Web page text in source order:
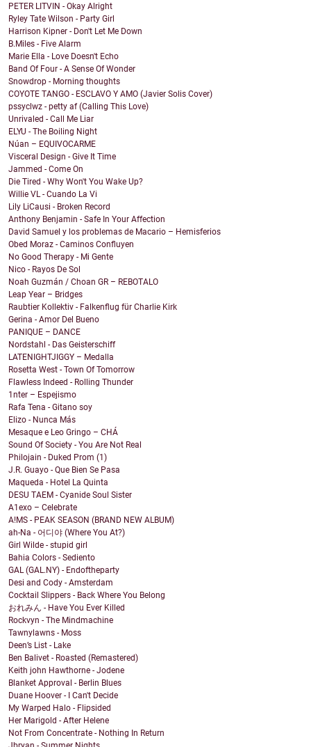
PETER LITVIN - Okay Alright
Ryley Tate Wilson - Party Girl
Harrison Kipner - Don't Let Me Down
B.Miles - Five Alarm
Marie Ella - Love Doesn't Echo
Band Of Four - A Sense Of Wonder
Snowdrop - Morning thoughts
COYOTE TANGO - ESCLAVO Y AMO (Javier Solis Cover)
pssyclwz - petty af (Calling This Love)
Unrivaled - Call Me Liar
ELYU - The Boiling Night
Núan – EQUIVOCARME
Visceral Design - Give It Time
Jammed - Come On
Die Tired - Why Won't You Wake Up?
Willie VL - Cuando La Vi
Lily LiCausi - Broken Record
Anthony Benjamin - Safe In Your Affection
David Samuel y los problemas de Macario – Hemisferios
Obed Moraz - Caminos Confluyen
No Good Therapy - Mi Gente
Nico - Rayos De Sol
Noah Guzmán / Choan GR – REBOTALO
Leap Year – Bridges
Raubtier Kollektiv - Falkenflug für Charlie Kirk
Gerina - Amor Del Bueno
PANIQUE – DANCE
Nordstahl - Das Geisterschiff
LATENIGHTJIGGY – Medalla
Rosetta West - Town Of Tomorrow
Flawless Indeed - Rolling Thunder
1nter – Espejismo
Rafa Tena - Gitano soy
Elizo - Nunca Más
Mesaque e Leo Gringo – CHÁ
Sound Of Society - You Are Not Real
Philojain - Duked Prom (1)
J.R. Guayo - Que Bien Se Pasa
Maqueda - Hotel La Quinta
DESU TAEM - Cyanide Soul Sister
A1exo – Celebrate
A!MS - PEAK SEASON (BRAND NEW ALBUM)
ah-Na - 어디야 (Where You At?)
Girl Wilde - stupid girl
Bahia Colors - Sediento
GAL (GAL.NY) - Endoftheparty
Desi and Cody - Amsterdam
Cocktail Slippers - Back Where You Belong
おれみん - Have You Ever Killed
Rockvyn - The Mindmachine
Tawnylawns - Moss
Deen’s List - Lake
Ben Balivet - Roasted (Remastered)
Keith john Hawthorne - Jodene
Blanket Approval - Berlin Blues
Duane Hoover - I Can't Decide
My Warped Halo - Flipsided
Her Marigold - After Helene
Not From Concentrate - Nothing In Return